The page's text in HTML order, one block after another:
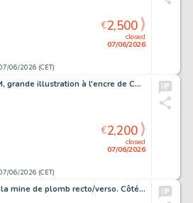
06/2026 (CET)
closed
07/06/2026
€2,500
Double M, grande illustration à l'encre de Chine…
06/2026 (CET)
closed
07/06/2026
€2,200
mine de plomb recto/verso. Côté…